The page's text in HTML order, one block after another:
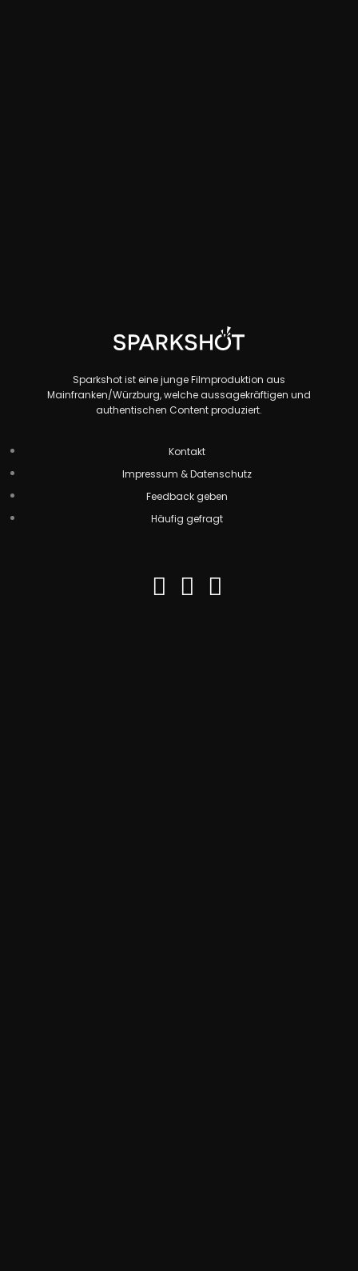
Sparkshot ist eine junge Filmproduktion aus
Mainfranken/Würzburg, welche aus­sagekräftigen und
authentischen Content produziert.
Kontakt
Impressum & Datenschutz
Feedback geben
Häufig gefragt